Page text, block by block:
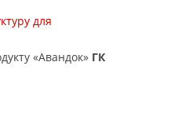
для
«Авандок» ГК